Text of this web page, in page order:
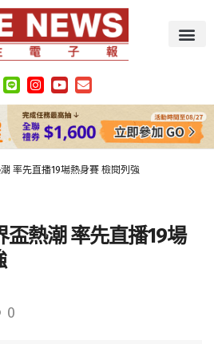
率先直播19場熱身賽 檢閱列強
盃熱潮 率先直播19場
0